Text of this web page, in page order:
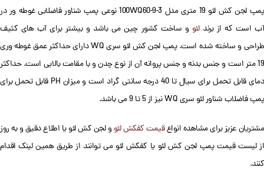
پمپ لجن کش لئو 19 متری مدل 100WQ60-9-3 نوعی پمپ شناور فاضلابی غوطه ور در
آب است که از برندلئو و ساخت کشور چین می باشد و بیشتر برای آب های کثیف
طراحی و ساخته شده است. پمپ لجن کش لئو سری WQ دارای حداکثر عمق غوطه وری
19 متر است و جنس بدنه و جنس پروانه آن از نوع چدن و با مقامت بالایی است. حداکثر
دمای قابل تحمل برای سیال تا 40 درجه سانتی گراد است و میزان PH قابل تحمل برای
پمپ فاضلاب شناور لئو سری WQ نیز از 5 تا 9 می باشد.
مشتریان عزیز برای مشاهده انواعقیمت کفکش لئوو لجن کش لئو یا اطلاع دقیق و به روز
از لیست قیمت پمپ لجن کش لئو یا کفکش لئو می توانند از طریق همین لینک اقدام
کنند.